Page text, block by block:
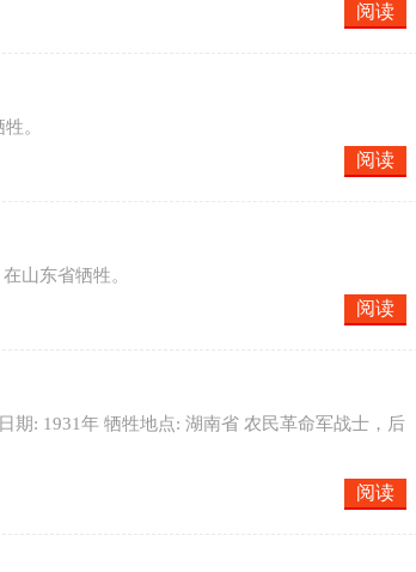
阅读
。
阅读
山东省牺牲。
阅读
期: 1931年 牺牲地点: 湖南省 农民革命军战士，后
阅读